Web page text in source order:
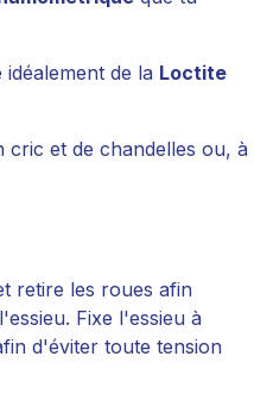
de la Loctite
et de chandelles ou, à
retire les roues afin
Fixe l'essieu à
d'éviter toute tension